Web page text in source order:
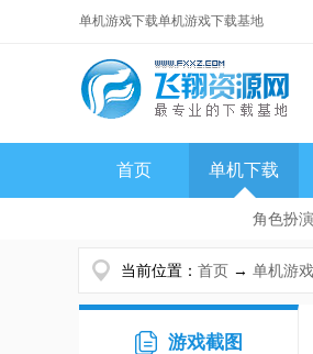
单机游戏下载单机游戏下载基地
首页 单机下载
角色扮演
当前位置： 首页 → 单机游戏
游戏截图